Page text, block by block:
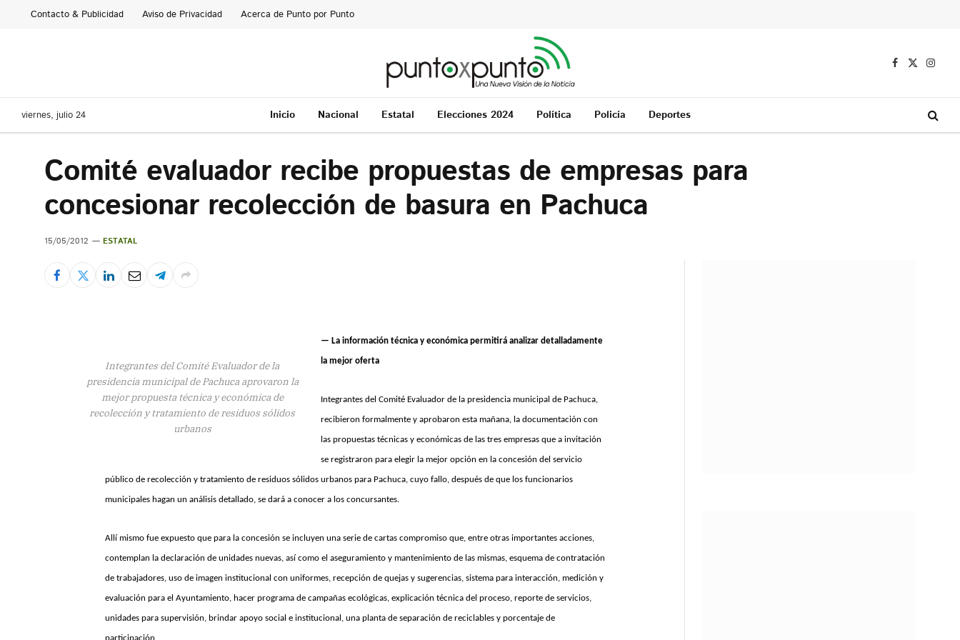
Contacto & Publicidad Aviso de Privacidad Acerca de Punto por Punto
Facebook
X
viernes, julio 24 Inicio Nacional Estatal Elecciones 2024 Política Policía Deportes
Comité evaluador recibe propuestas de empresas para
concesionar recolección de basura en Pachuca
15/05/2012 ESTATAL
Integrantes del Comité Evaluador de la
presidencia municipal de Pachuca aprovaron la
mejor propuesta técnica y económica de
recolección y tratamiento de residuos sólidos
urbanos
— La información técnica y económica permitirá analizar detalladamente
la mejor oferta
Integrantes del Comité Evaluador de la presidencia municipal de Pachuca,
recibieron formalmente y aprobaron esta mañana, la documentación con
las propuestas técnicas y económicas de las tres empresas que a invitación
se registraron para elegir la mejor opción en la concesión del servicio
público de recolección y tratamiento de residuos sólidos urbanos para Pachuca, cuyo fallo, después de que los funcionarios
municipales hagan un análisis detallado, se dará a conocer a los concursantes.
Allí mismo fue expuesto que para la concesión se incluyen una serie de cartas compromiso que, entre otras importantes acciones,
contemplan la declaración de unidades nuevas, así como el aseguramiento y mantenimiento de las mismas, esquema de contratación
de trabajadores, uso de imagen institucional con uniformes, recepción de quejas y sugerencias, sistema para interacción, medición y
evaluación para el Ayuntamiento, hacer programa de campañas ecológicas, explicación técnica del proceso, reporte de servicios,
unidades para supervisión, brindar apoyo social e institucional, una planta de separación de reciclables y porcentaje de